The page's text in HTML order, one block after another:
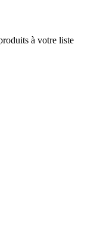
à votre liste